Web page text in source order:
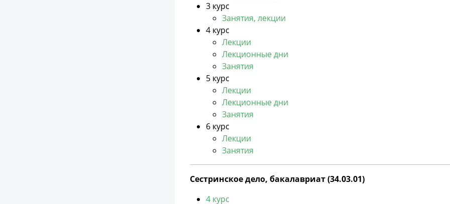
3 курс
Занятия, лекции
4 курс
Лекции
Лекционные дни
Занятия
5 курс
Лекции
Лекционные дни
Занятия
6 курс
Лекции
Занятия
Сестринское дело, бакалавриат (34.03.01)
4 курс